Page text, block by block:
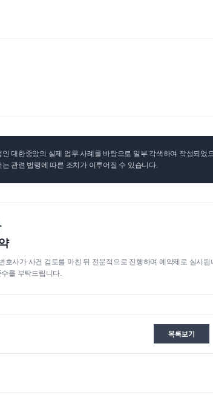
대한중앙의 실제 업무 사례를 바탕으로 일부 각색하여 작성되었
관련 법령에 따른 조치가 이루어질 수 있습니다.
호사가 사건 검토를 마친 뒤 전문적으로 진행하며 예약제로 실시
를 부탁드립니다.
목록보기